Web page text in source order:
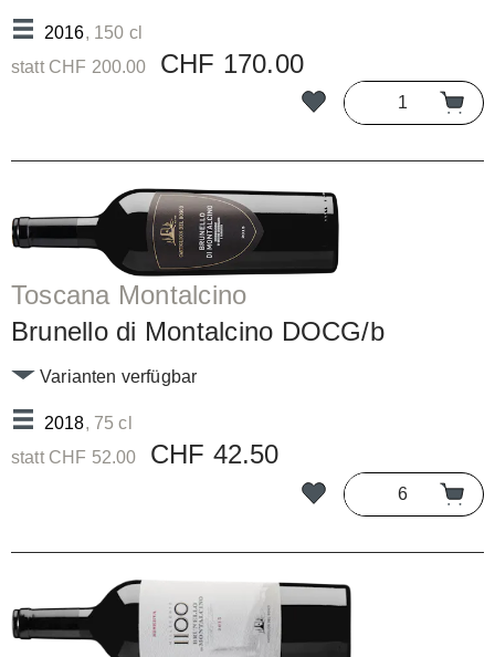
2016, 150 cl
statt CHF 200.00 CHF 170.00
Toscana Montalcino
Brunello di Montalcino DOCG/b
2018, 75 cl
Varianten verfügbar
statt CHF 52.00 CHF 42.50